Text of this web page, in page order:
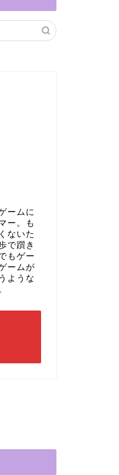
ームに
ー。も
ないた
で躓き
もゲー
ームが
ような